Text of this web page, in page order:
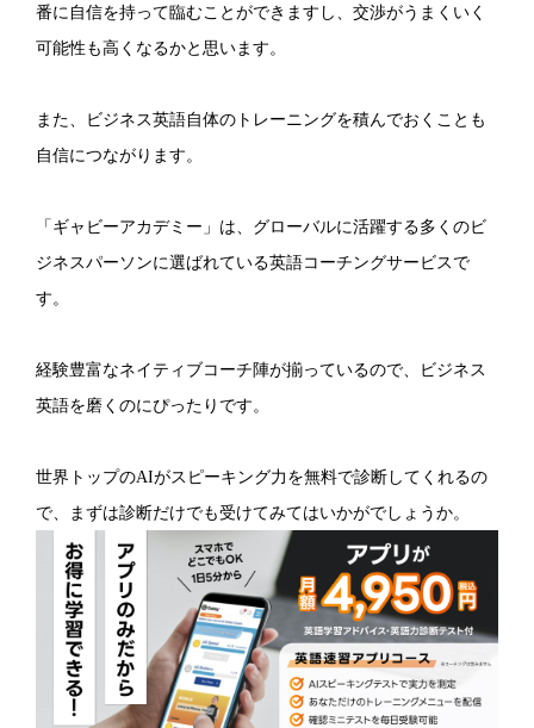
番に自信を持って臨むことができますし、交渉がうまくいく
可能性も高くなるかと思います。
また、ビジネス英語自体のトレーニングを積んでおくことも
自信につながります。
「ギャビーアカデミー」は、グローバルに活躍する多くのビ
ジネスパーソンに選ばれている英語コーチングサービスで
す。
経験豊富なネイティブコーチ陣が揃っているので、ビジネス
英語を磨くのにぴったりです。
世界トップのAIがスピーキング力を無料で診断してくれるの
で、まずは診断だけでも受けてみてはいかがでしょうか。